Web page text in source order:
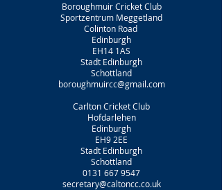
Boroughmuir Cricket Club
Sportzentrum Meggetland
Colinton Road
Edinburgh
EH14 1AS
Stadt Edinburgh
Schottland
boroughmuircc@gmail.com
Carlton Cricket Club
Hofdarlehen
Edinburgh
EH9 2EE
Stadt Edinburgh
Schottland
0131 667 9547
secretary@caltoncc.co.uk